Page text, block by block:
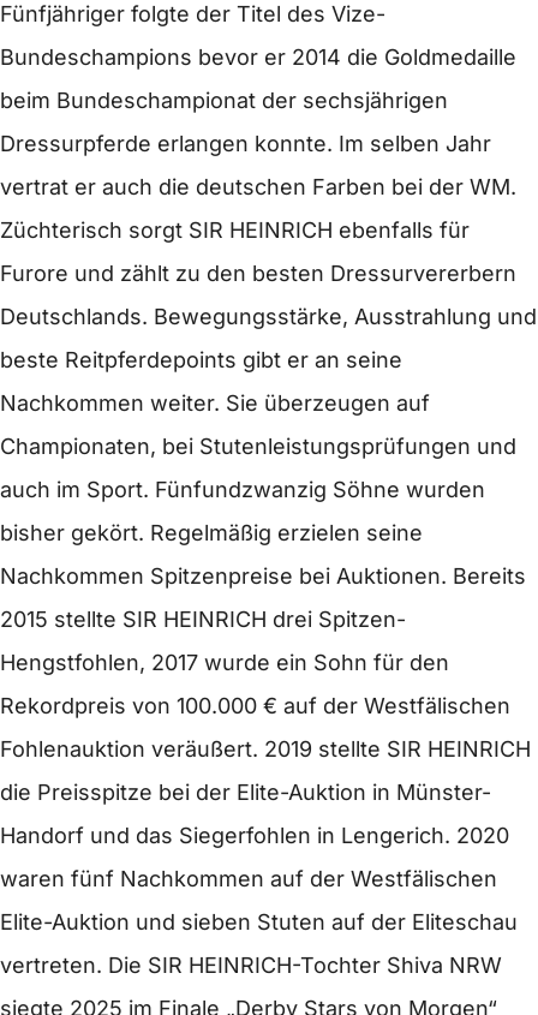
Fünfjähriger folgte der Titel des Vize-
Bundeschampions bevor er 2014 die Goldmedaille
beim Bundeschampionat der sechsjährigen
Dressurpferde erlangen konnte. Im selben Jahr
vertrat er auch die deutschen Farben bei der WM.
Züchterisch sorgt SIR HEINRICH ebenfalls für
Furore und zählt zu den besten Dressurvererbern
Deutschlands. Bewegungsstärke, Ausstrahlung und
beste Reitpferdepoints gibt er an seine
Nachkommen weiter. Sie überzeugen auf
Championaten, bei Stutenleistungsprüfungen und
auch im Sport. Fünfundzwanzig Söhne wurden
bisher gekört. Regelmäßig erzielen seine
Nachkommen Spitzenpreise bei Auktionen. Bereits
2015 stellte SIR HEINRICH drei Spitzen-
Hengstfohlen, 2017 wurde ein Sohn für den
Rekordpreis von 100.000 € auf der Westfälischen
Fohlenauktion veräußert. 2019 stellte SIR HEINRICH
die Preisspitze bei der Elite-Auktion in Münster-
Handorf und das Siegerfohlen in Lengerich. 2020
waren fünf Nachkommen auf der Westfälischen
Elite-Auktion und sieben Stuten auf der Eliteschau
vertreten. Die SIR HEINRICH-Tochter Shiva NRW
siegte 2025 im Finale „Derby Stars von Morgen“